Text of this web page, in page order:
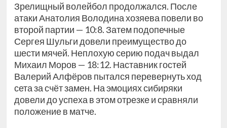
Зрелищный волейбол продолжался. После
атаки Анатолия Володина хозяева повели во
второй партии — 10:8. Затем подопечные
Сергея Шульги довели преимущество до
шести мячей. Неплохую серию подач выдал
Михаил Моров — 18:12. Наставник гостей
Валерий Алфёров пытался перевернуть ход
сета за счёт замен. На эмоциях сибиряки
довели до успеха в этом отрезке и сравняли
положение в матче.